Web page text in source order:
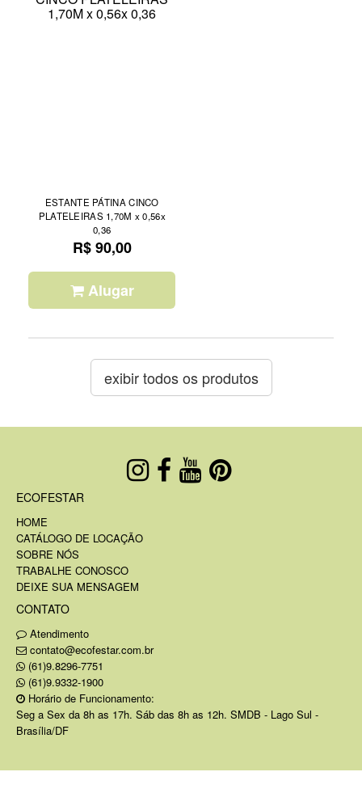
ESTANTE PÁTINA CINCO
PLATELEIRAS 1,70M x 0,56x
0,36
R$ 90,00
Alugar
exibir todos os produtos
ECOFESTAR
HOME
CATÁLOGO DE LOCAÇÃO
SOBRE NÓS
TRABALHE CONOSCO
DEIXE SUA MENSAGEM
CONTATO
Atendimento
contato@ecofestar.com.br
(61)9.8296-7751
(61)9.9332-1900
Horário de Funcionamento:
Seg a Sex da 8h as 17h. Sáb das 8h as 12h. SMDB - Lago Sul -
Brasília/DF